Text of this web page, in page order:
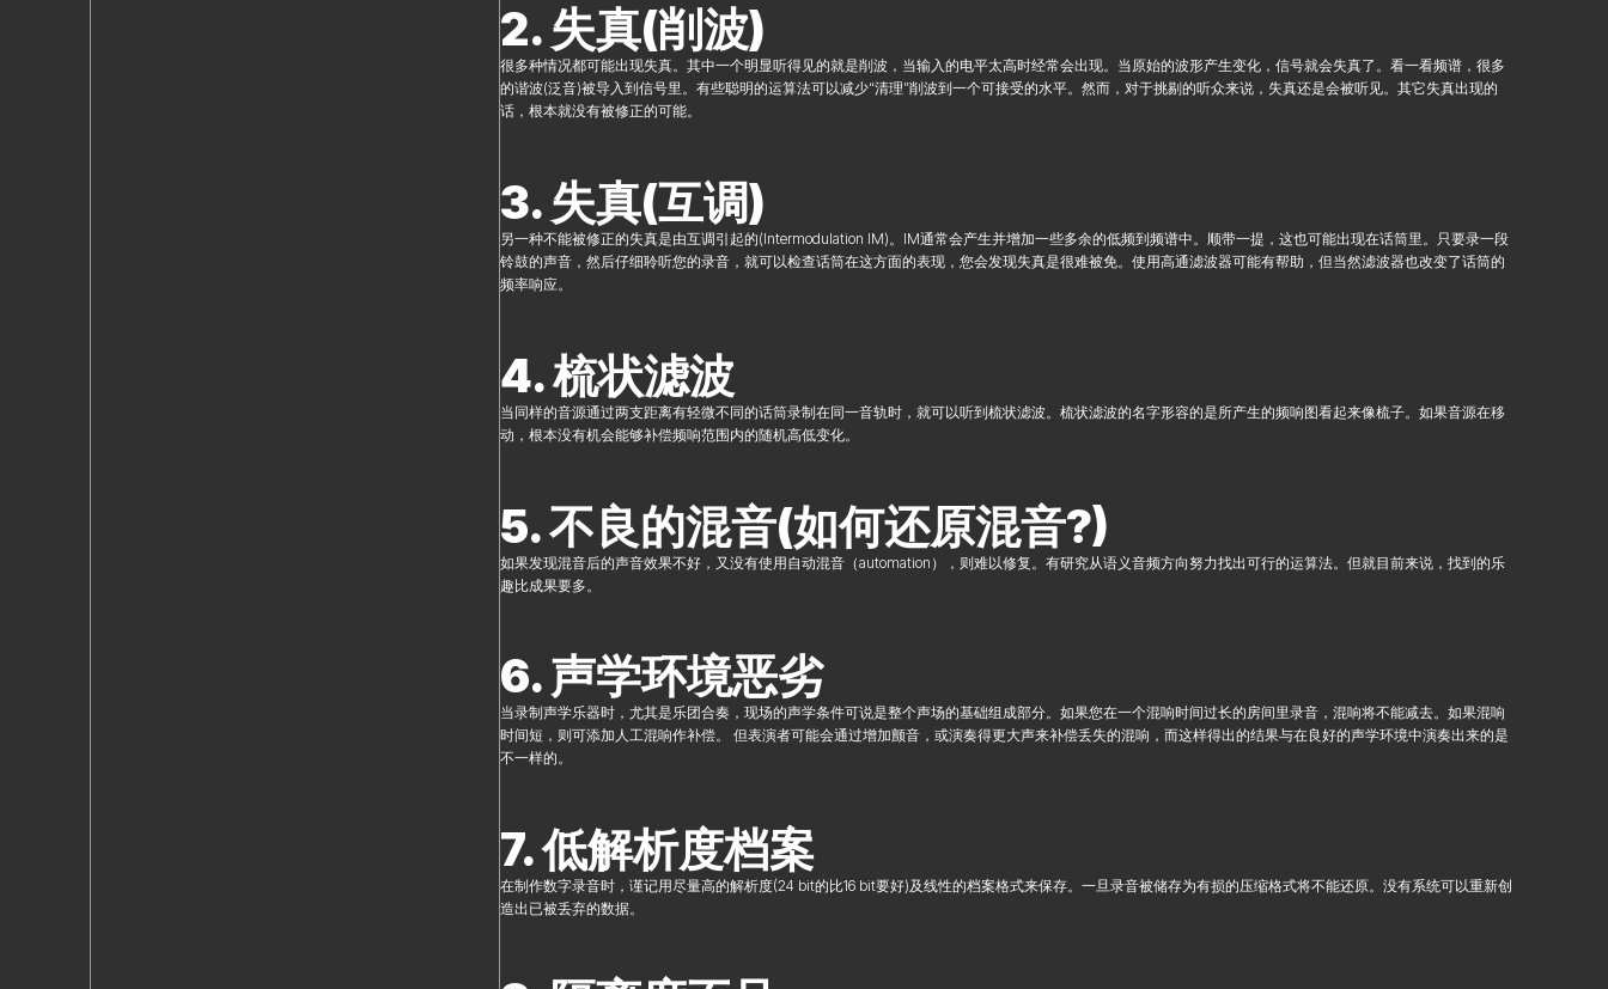
2. 失真(削波)
很多种情况都可能出现失真。其中一个明显听得见的就是削波，当输入的电平太高时经常会出现。当原始的波形产生变化，信号就会失真了。看一看频谱，很多
的谐波(泛音)被导入到信号里。有些聪明的运算法可以减少“清理”削波到一个可接受的水平。然而，对于挑剔的听众来说，失真还是会被听见。其它失真出现的
话，根本就没有被修正的可能。
3. 失真(互调)
另一种不能被修正的失真是由互调引起的(Intermodulation IM)。IM通常会产生并增加一些多余的低频到频谱中。顺带一提，这也可能出现在话筒里。只要录一段
铃鼓的声音，然后仔细聆听您的录音，就可以检查话筒在这方面的表现，您会发现失真是很难被免。使用高通滤波器可能有帮助，但当然滤波器也改变了话筒的
频率响应。
4. 梳状滤波
当同样的音源通过两支距离有轻微不同的话筒录制在同一音轨时，就可以听到梳状滤波。梳状滤波的名字形容的是所产生的频响图看起来像梳子。如果音源在移
动，根本没有机会能够补偿频响范围内的随机高低变化。
5. 不良的混音(如何还原混音?)
如果发现混音后的声音效果不好，又没有使用自动混音（automation），则难以修复。有研究从语义音频方向努力找出可行的运算法。但就目前来说，找到的乐
趣比成果要多。
6. 声学环境恶劣
当录制声学乐器时，尤其是乐团合奏，现场的声学条件可说是整个声场的基础组成部分。如果您在一个混响时间过长的房间里录音，混响将不能减去。如果混响
时间短，则可添加人工混响作补偿。 但表演者可能会通过增加颤音，或演奏得更大声来补偿丢失的混响，而这样得出的结果与在良好的声学环境中演奏出来的是
不一样的。
7. 低解析度档案
在制作数字录音时，谨记用尽量高的解析度(24 bit的比16 bit要好)及线性的档案格式来保存。一旦录音被储存为有损的压缩格式将不能还原。没有系统可以重新创
造出已被丢弃的数据。